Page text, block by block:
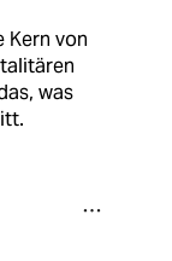
Kern von
was